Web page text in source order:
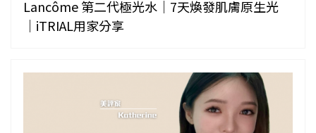
Lancôme 第二代極光水｜7天煥發肌膚原生光
｜iTRIAL用家分享